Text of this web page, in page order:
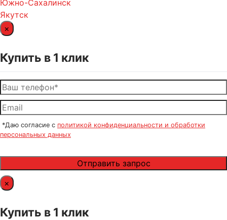
Южно-Сахалинск
Якутск
×
Купить в 1 клик
*Даю согласие с политикой конфиденциальности и обработки
персональных данных
×
Купить в 1 клик